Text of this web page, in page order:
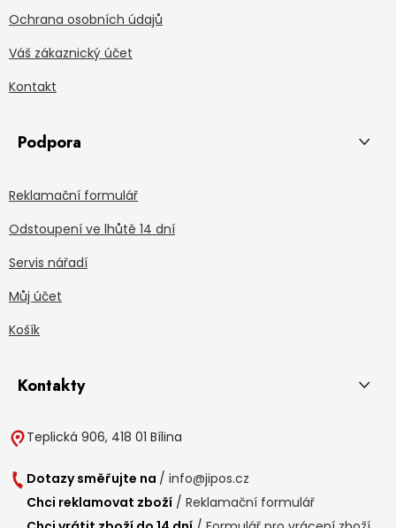
Ochrana osobních údajů
Váš zákaznický účet
Kontakt
Podpora
Reklamační formulář
Odstoupení ve lhůtě 14 dní
Servis nářadí
Můj účet
Košík
Kontakty
Teplická 906, 418 01 Bílina
Dotazy směřujte na / info@jipos.cz
Chci reklamovat zboží / Reklamační formulář